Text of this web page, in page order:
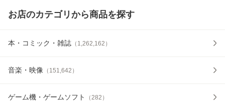
お店のカテゴリから商品を探す
本・コミック・雑誌 （ 1,262,162 ）
音楽・映像 （ 151,642 ）
ゲーム機・ゲームソフト （282 ）